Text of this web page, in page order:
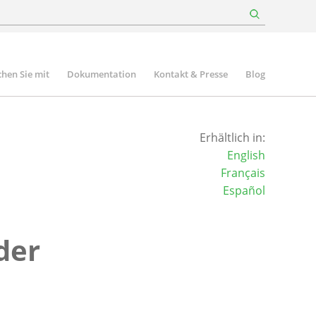
Sie mit Dokumentation Kontakt & Presse Blog
Erhältlich in:
English
Français
Español